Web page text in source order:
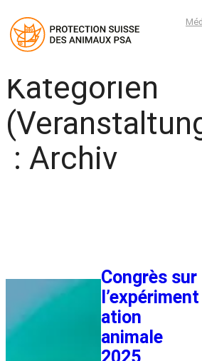
au
contenu
Kategorien
: Archiv
Congrès sur
l’expériment
ation
animale
2025